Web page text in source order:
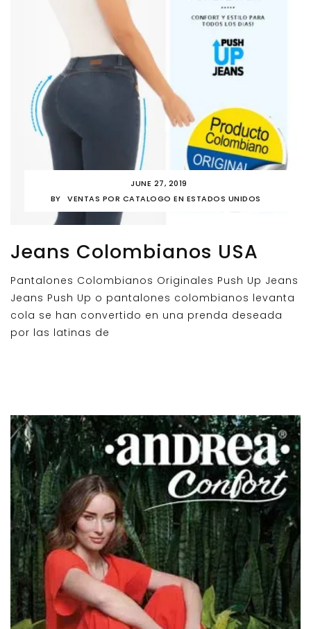
JUNE 27, 2019
BY
VENTAS POR CATALOGO EN ESTADOS UNIDOS
Jeans Colombianos USA
Pantalones Colombianos Originales Push Up Jeans
Jeans Push Up o pantalones colombianos levanta
cola se han convertido en una prenda deseada
por las latinas de